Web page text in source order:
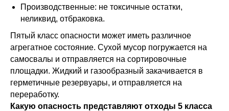
Производственные: не токсичные остатки,
неликвид, отбраковка.
Пятый класс опасности может иметь различное
агрегатное состояние. Сухой мусор погружается на
самосвалы и отправляется на сортировочные
площадки. Жидкий и газообразный закачивается в
герметичные резервуары, и отправляется на
переработку.
Какую опасность представляют отходы 5 класса